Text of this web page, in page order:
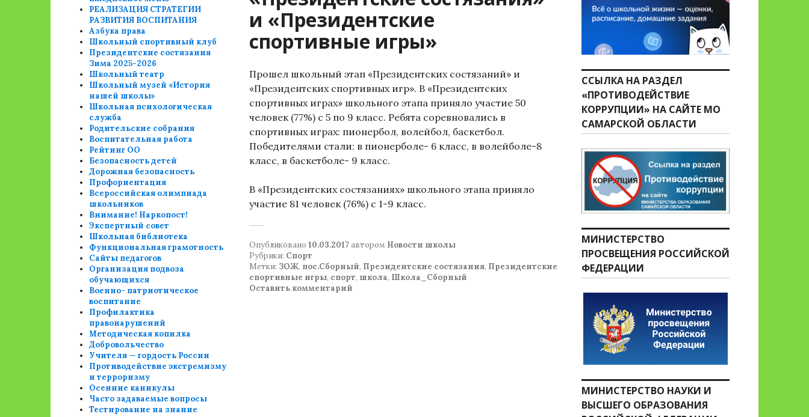
и «Президентские
спортивные игры»
Прошел школьный этап «Президентских состязаний» и
«Президентских спортивных игр». В «Президентских
спортивных играх» школьного этапа приняло участие 50
человек (77%) с 5 по 9 класс. Ребята соревновались в
спортивных играх: пионербол, волейбол, баскетбол.
Победителями стали: в пионерболе- 6 класс, в волейболе-8
класс, в баскетболе- 9 класс.
В «Президентских состязаниях» школьного этапа приняло
участие 81 человек (76%) с 1-9 класс.
Опубликовано 10.03.2017автором Новости школы
Рубрики: Спорт
Метки: ЗОЖ, пос.Сборный, Президентские состязания, Президентские
спортивные игры, спорт, школа, Школа_Сборный
Оставить комментарий
РЕАЛИЗАЦИЯ СТРАТЕГИИ
РАЗВИТИЯ ВОСПИТАНИЯ
Азбука права
Школьный спортивный клуб
Президентские состязания
Зима 2025-2026
Школьный театр
Школьный музей «История
нашей школы»
Школьная психологическая
служба
Родительские собрания
Воспитательная работа
Рейтинг ОО
Безопасность детей
Дорожная безопасность
Профориентация
Всероссийская олимпиада
школьников
Внимание! Наркопост!
Экспертный совет
Школьная библиотека
Функциональная грамотность
Сайты педагогов
Организация подвоза
обучающихся
Военно- патриотическое
воспитание
Профилактика
правонарушений
Методическая копилка
Добровольчество
Учителя — гордость России
Противодействие экстремизму
и терроризму
Осенние каникулы
Часто задаваемые вопросы
Тестирование на знание
ССЫЛКА НА РАЗДЕЛ
«ПРОТИВОДЕЙСТВИЕ
КОРРУПЦИИ» НА САЙТЕ МО
САМАРСКОЙ ОБЛАСТИ
МИНИСТЕРСТВО
ПРОСВЕЩЕНИЯ РОССИЙСКОЙ
ФЕДЕРАЦИИ
МИНИСТЕРСТВО НАУКИ И
ВЫСШЕГО ОБРАЗОВАНИЯ